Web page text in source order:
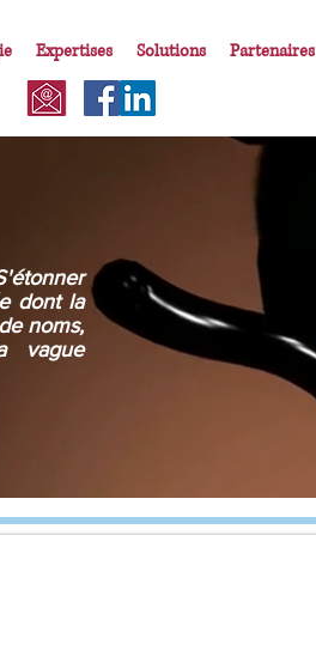
Expertises Solutions Partenaires
dont la
noms,
vague